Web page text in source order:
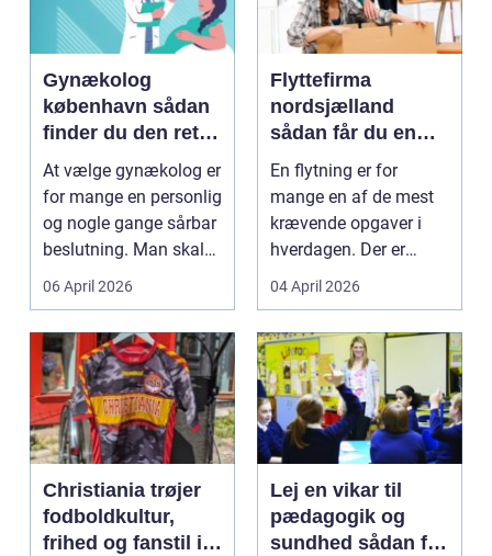
Gynækolog
københavn sådan
finder du den rette
specialist
At vælge gynækolog er
for mange en personlig
og nogle gange sårbar
beslutning. Man skal
både føle si...
06 April 2026
Flyttefirma
nordsjælland
sådan får du en
tryg og effektiv
flytning
En flytning er for
mange en af de mest
krævende opgaver i
hverdagen. Der er
meget at holde styr på,
04 April 2026
Christiania trøjer
fodboldkultur,
frihed og fanstil i
Lej en vikar til
pædagogik og
sundhed sådan får